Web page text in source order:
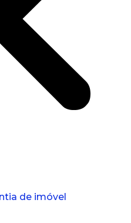
de imóvel